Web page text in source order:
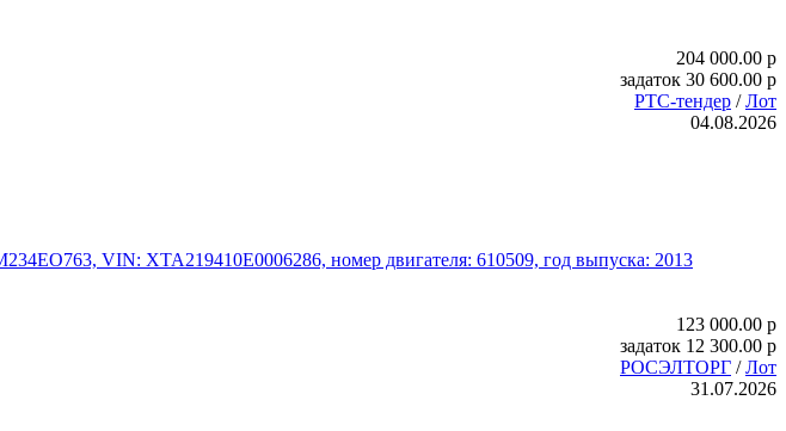
204 000.00 p
задаток 30 600.00 p
РТС-тендер /Лот
04.08.2026
VIN: XTA219410E0006286, номер двигателя: 610509, год выпуска: 2013
123 000.00 p
задаток 12 300.00 p
РОСЭЛТОРГ /Лот
31.07.2026